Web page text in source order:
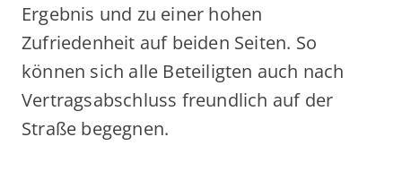
Ergebnis und zu einer hohen
Zufriedenheit auf beiden Seiten. So
können sich alle Beteiligten auch nach
Vertragsabschluss freundlich auf der
Straße begegnen.